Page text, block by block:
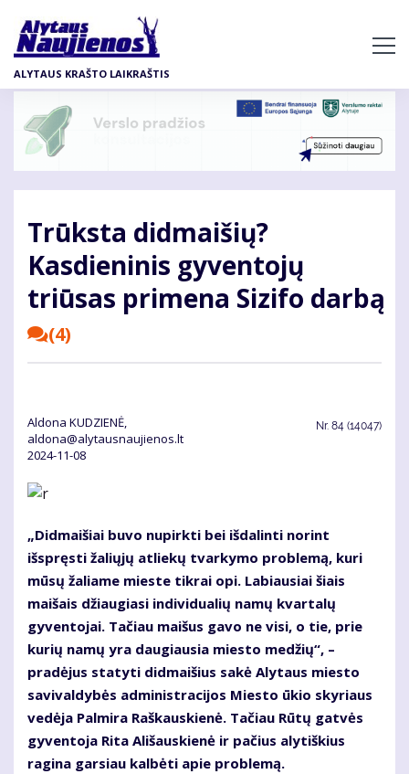
pagrindinį
turinį
ALYTAUS KRAŠTO LAIKRAŠTIS
Trūksta didmaišių?
Kasdieninis gyventojų
triūsas primena Sizifo darbą
(4)
Aldona KUDZIENĖ,
aldona@alytausnaujienos.lt
2024-11-08
Nr. 84 (14047)
„Didmaišiai buvo nupirkti bei išdalinti norint
išspręsti žaliųjų atliekų tvarkymo problemą, kuri
mūsų žaliame mieste tikrai opi. Labiausiai šiais
maišais džiaugiasi individualių namų kvartalų
gyventojai. Tačiau maišus gavo ne visi, o tie, prie
kurių namų yra daugiausia miesto medžių“, –
pradėjus statyti didmaišius sakė Alytaus miesto
savivaldybės administracijos Miesto ūkio skyriaus
vedėja Palmira Raškauskienė. Tačiau Rūtų gatvės
gyventoja Rita Ališauskienė ir pačius alytiškius
ragina garsiau kalbėti apie problemą.